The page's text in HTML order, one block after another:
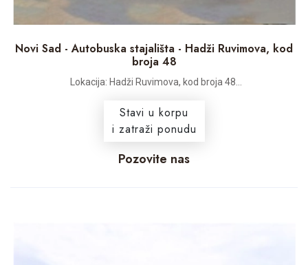
Novi Sad - Autobuska stajališta - Hadži Ruvimova, kod
broja 48
Lokacija: Hadži Ruvimova, kod broja 48...
Stavi u korpu
i zatraži ponudu
Pozovite nas